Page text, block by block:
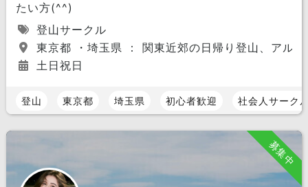
たい方(^^)
登山サークル
東京都 ・埼玉県 ： 関東近郊の日帰り登山、アル
土日祝日
登山 東京都 埼玉県 初心者歓迎 社会人サーク
募集中